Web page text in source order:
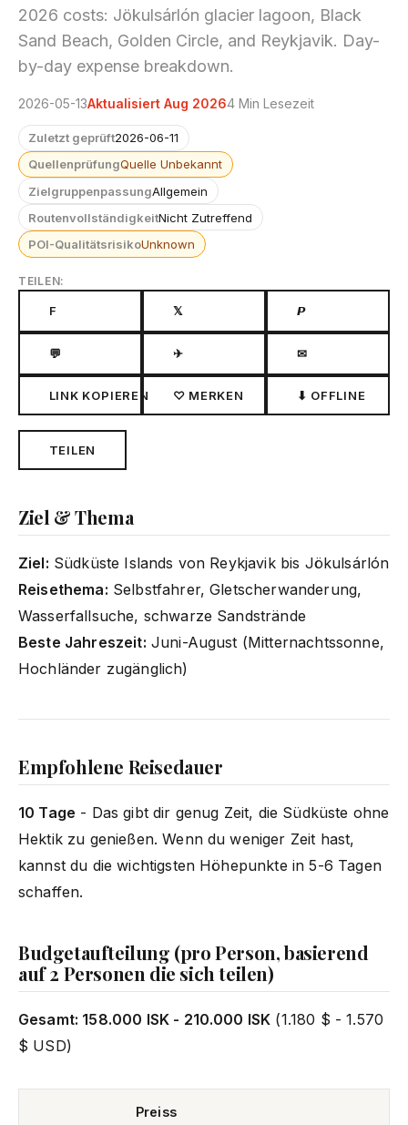
2026 costs: Jökulsárlón glacier lagoon, Black
Sand Beach, Golden Circle, and Reykjavik. Day-
by-day expense breakdown.
2026-05-13Aktualisiert Aug 20264 Min Lesezeit
Zuletzt geprüft2026-06-11
QuellenprüfungQuelle Unbekannt
ZielgruppenpassungAllgemein
RoutenvollständigkeitNicht Zutreffend
POI-QualitätsrisikoUnknown
TEILEN:
F 𝕏 𝙋
💬 ✈ ✉
LINK KOPIEREN ♡ MERKEN ⬇ OFFLINE
TEILEN
Ziel & Thema
Ziel: Südküste Islands von Reykjavik bis Jökulsárlón
Reisethema: Selbstfahrer, Gletscherwanderung,
Wasserfallsuche, schwarze Sandstrände
Beste Jahreszeit: Juni-August (Mitternachtssonne,
Hochländer zugänglich)
Empfohlene Reisedauer
10 Tage - Das gibt dir genug Zeit, die Südküste ohne
Hektik zu genießen. Wenn du weniger Zeit hast,
kannst du die wichtigsten Höhepunkte in 5-6 Tagen
schaffen.
Budgetaufteilung (pro Person, basierend
auf 2 Personen die sich teilen)
Gesamt: 158.000 ISK - 210.000 ISK (1.180 $ - 1.570
$ USD)
Preiss